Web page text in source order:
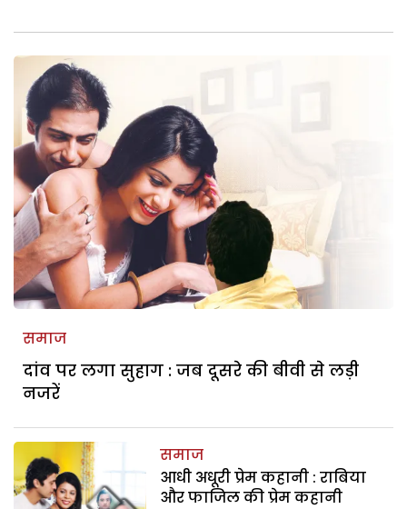
समाज
दांव पर लगा सुहाग : जब दूसरे की बीवी से लड़ी
नजरें
समाज
आधी अधूरी प्रेम कहानी : राबिया
और फाजिल की प्रेम कहानी